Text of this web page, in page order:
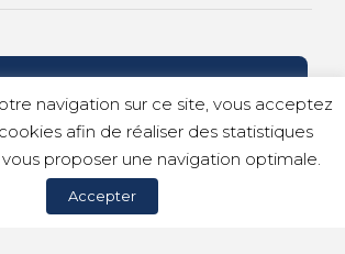
Idilic Voyages |Mentions légales
confidentialité |Politique de cookies
navigation sur ce site, vous acceptez
afin de réaliser des statistiques
proposer une navigation optimale.
Accepter